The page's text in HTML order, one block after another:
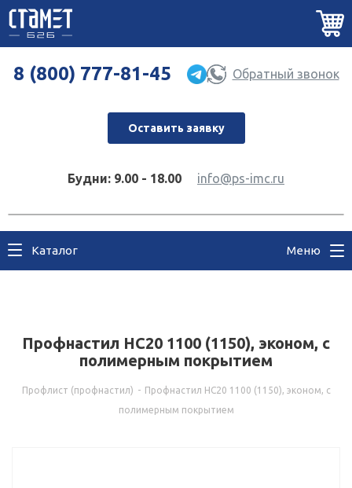
8 (800) 777-81-45 Обратный звонок
Оставить заявку
Будни: 9.00 - 18.00 info@ps-imc.ru
Каталог Меню
Профнастил НС20 1100 (1150), эконом, с
полимерным покрытием
Профлист (профнастил) - Профнастил НС20 1100 (1150), эконом, с
полимерным покрытием